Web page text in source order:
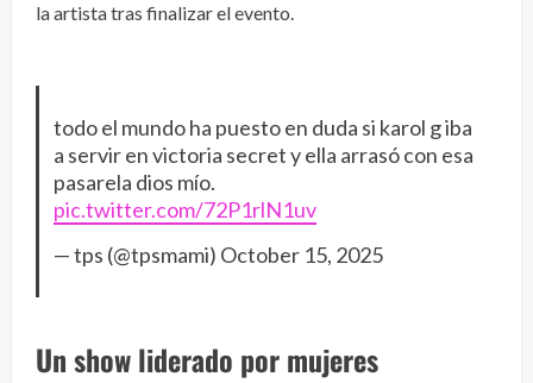
la artista tras finalizar el evento.
todo el mundo ha puesto en duda si karol g iba
a servir en victoria secret y ella arrasó con esa
pasarela dios mío.
pic.twitter.com/72P1rlN1uv
— tps (@tpsmami) October 15, 2025
Un show liderado por mujeres